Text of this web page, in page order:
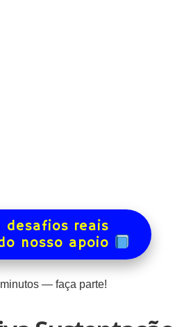
desafios reais
nosso apoio
— faça parte!